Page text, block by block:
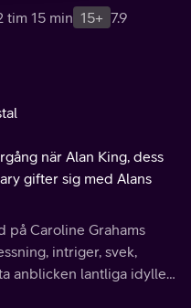
tim 15 min 15+ 7.9
när Alan King, dess
gifter sig med Alans
på Caroline Grahams
intriger, svek,
anblicken lantliga idyllen